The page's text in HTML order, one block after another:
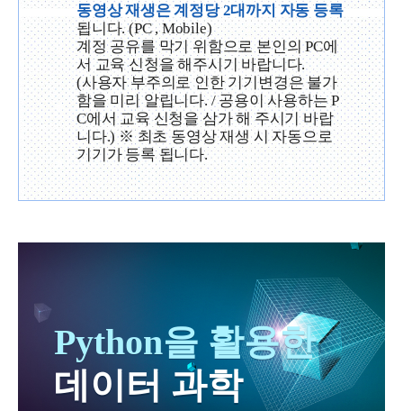
동영상 재생은 계정당 2대까지 자동 등록
됩니다. (PC , Mobile)
계정 공유를 막기 위함으로 본인의 PC에
서 교육 신청을 해주시기 바랍니다.
(사용자 부주의로 인한 기기변경은 불가
함을 미리 알립니다. / 공용이 사용하는 P
C에서 교육 신청을 삼가 해 주시기 바랍
니다.) ※ 최초 동영상 재생 시 자동으로
기기가 등록 됩니다.
Python을 활용한
데이터 과학